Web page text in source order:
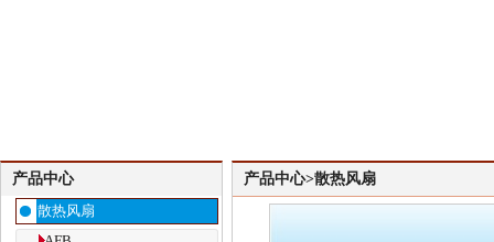
产品中心
散热风扇
产品中心>散热风扇